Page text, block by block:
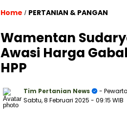
Home / PERTANIAN & PANGAN
Wamentan
Awasi Harga
HPP
Tim Pertanian News
- Pewarta
Sabtu, 8 Februari 2025 - 09:15 WIB